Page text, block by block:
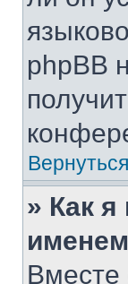
phpBB
» Как
Вместе